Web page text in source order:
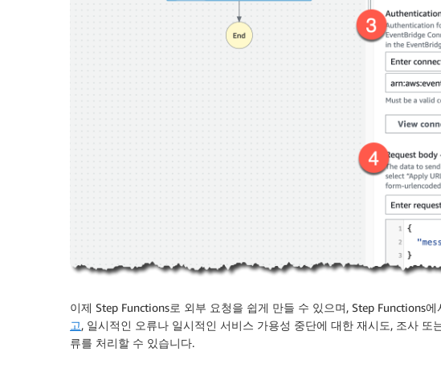
이제 Step Functions로 외부 요청을 쉽게 만들 수 있으며, Step Functions
고, 일시적인 오류나 일시적인 서비스 가용성 중단에 대한 재시도, 조사 또
류를 처리할 수 있습니다.